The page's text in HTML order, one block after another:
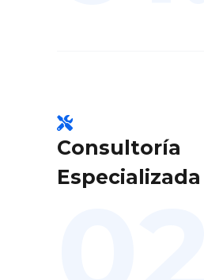
Consultoría
Especializada